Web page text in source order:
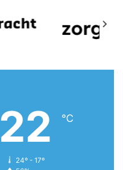
22 ℃
24º - 17º